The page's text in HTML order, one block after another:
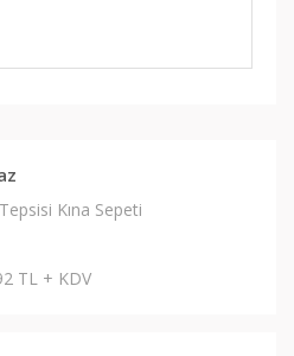
Kına Sepeti
TL + KDV